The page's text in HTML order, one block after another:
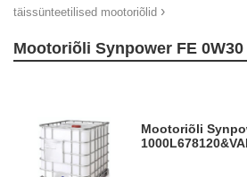
täissünteetilised mootoriõlid ›
Mootoriõli Synpower FE
Mootoriõli Synpower FE 0W30
1000L